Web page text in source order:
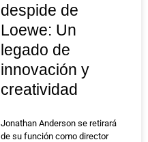
despide de
Loewe: Un
legado de
innovación y
creatividad
Jonathan Anderson se retirará
de su función como director